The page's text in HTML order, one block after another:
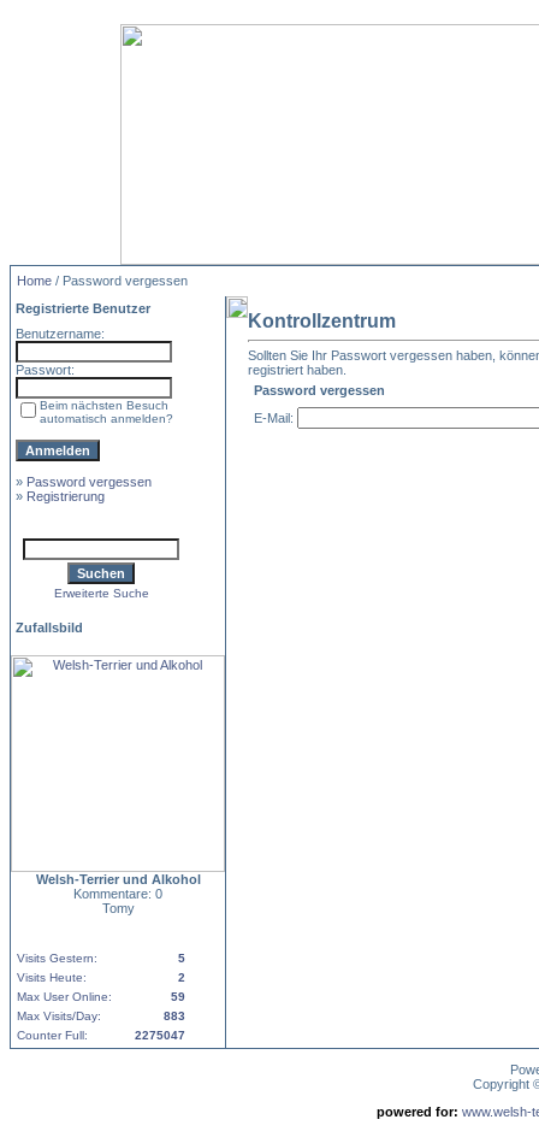
Home / Password vergessen
Registrierte Benutzer
Benutzername:
Passwort:
Beim nächsten Besuch
automatisch anmelden?
» Password vergessen
» Registrierung
Erweiterte Suche
Zufallsbild
Welsh-Terrier und Alkohol
Kommentare: 0
Tomy
Visits Gestern:
5
Visits Heute:
2
Max User Online:
59
Max Visits/Day:
883
Counter Full:
2275047
Kontrollzentrum
Sollten Sie Ihr Passwort vergessen haben,
registriert haben.
Password vergessen
E-Mail:
Copyright
powered for: www.welsh-